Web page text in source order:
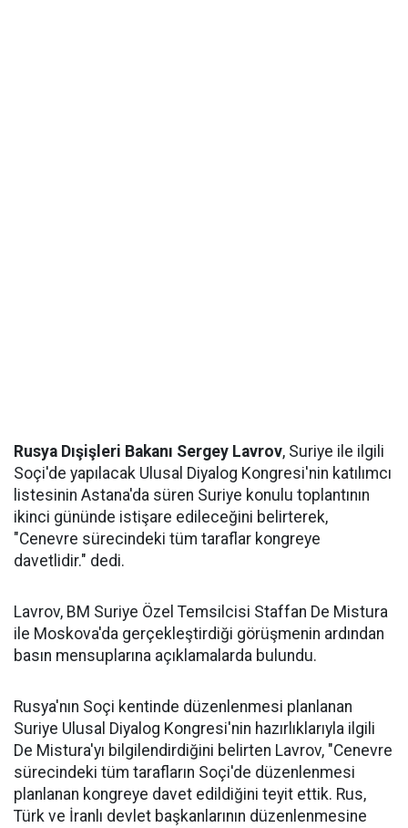
Rusya Dışişleri Bakanı Sergey Lavrov, Suriye ile ilgili
Soçi'de yapılacak Ulusal Diyalog Kongresi'nin katılımcı
listesinin Astana'da süren Suriye konulu toplantının
ikinci gününde istişare edileceğini belirterek,
"Cenevre sürecindeki tüm taraflar kongreye
davetlidir." dedi.
Lavrov, BM Suriye Özel Temsilcisi Staffan De Mistura
ile Moskova'da gerçekleştirdiği görüşmenin ardından
basın mensuplarına açıklamalarda bulundu.
Rusya'nın Soçi kentinde düzenlenmesi planlanan
Suriye Ulusal Diyalog Kongresi'nin hazırlıklarıyla ilgili
De Mistura'yı bilgilendirdiğini belirten Lavrov, "Cenevre
sürecindeki tüm tarafların Soçi'de düzenlenmesi
planlanan kongreye davet edildiğini teyit ettik. Rus,
Türk ve İranlı devlet başkanlarının düzenlenmesine